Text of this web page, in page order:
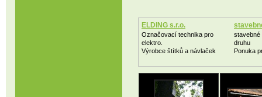
ELDING s.r.o.
Označovací technika pro
elektro.
Výrobce štítků a návlaček
stavebné
druhu
Ponuka